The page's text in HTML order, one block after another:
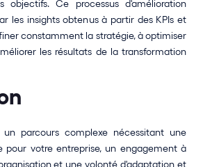
objectifs. Ce processus d'amélioration
les insights obtenus à partir des KPIs et
constamment la stratégie, à optimiser
les résultats de la transformation
parcours complexe nécessitant une
pour votre entreprise, un engagement à
et une volonté d'adaptation et